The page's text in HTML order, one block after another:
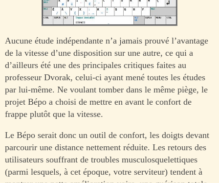
Aucune étude indépendante n’a jamais prouvé l’avantage
de la vitesse d’une disposition sur une autre, ce qui a
d’ailleurs été une des principales critiques faites au
professeur Dvorak, celui-ci ayant mené toutes les études
par lui-même. Ne voulant tomber dans le même piège, le
projet Bépo a choisi de mettre en avant le confort de
frappe plutôt que la vitesse.
Le Bépo serait donc un outil de confort, les doigts devant
parcourir une distance nettement réduite. Les retours des
utilisateurs souffrant de troubles musculosquelettiques
(parmi lesquels, à cet époque, votre serviteur) tendent à